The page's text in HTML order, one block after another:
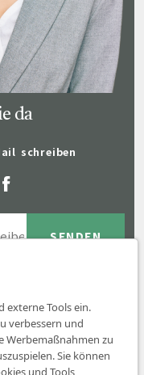
da
schreiben
externe Tools ein.
verbessern und
Werbemaßnahmen zu
Sie können
und Tools